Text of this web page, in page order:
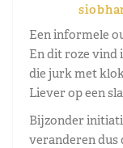
Een informele
En dit roze vind
die jurk met
Liever op een
Bijzonder
veranderen dus